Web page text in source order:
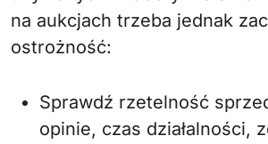
na aukcjach trzeba jednak
ostrożność:
Sprawdź rzetelność
opinie, czas działalności,